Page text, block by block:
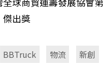
全球商貿運籌發展協會
傑出獎
BBTruck 物流 新創